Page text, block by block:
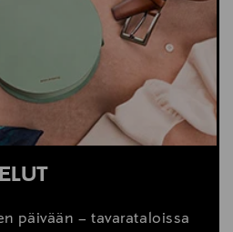
päivään – tavarataloissa